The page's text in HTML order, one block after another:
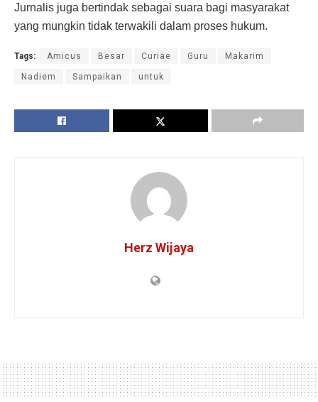
Jurnalis juga bertindak sebagai suara bagi masyarakat
yang mungkin tidak terwakili dalam proses hukum.
Tags: Amicus Besar Curiae Guru Makarim
Nadiem Sampaikan untuk
Herz Wijaya